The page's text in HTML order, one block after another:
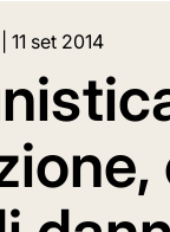
11 set 2014